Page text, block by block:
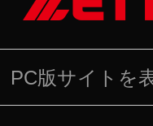
PC版サイトを